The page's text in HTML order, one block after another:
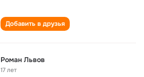
Добавить в друзья
Роман Львов
17 лет